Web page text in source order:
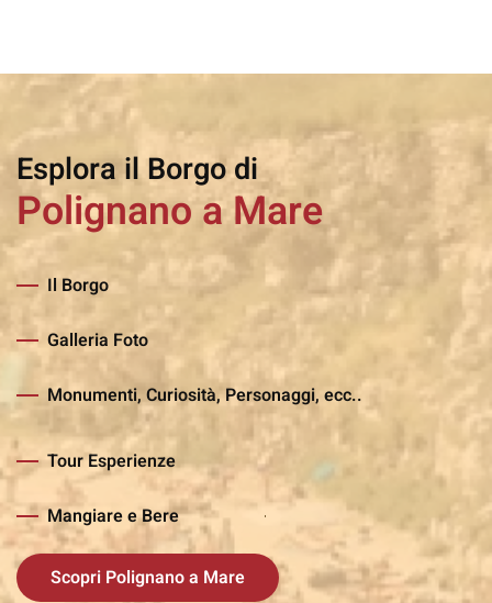
Esplora il Borgo di
Polignano a Mare
Il Borgo
Galleria Foto
Monumenti, Curiosità, Personaggi, ecc..
Tour Esperienze
Mangiare e Bere
Scopri Polignano a Mare